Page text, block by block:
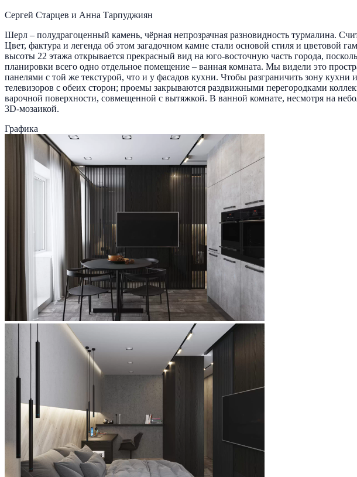
Сергей Старцев и Анна Тарпуджиян
Шерл – полудрагоценный камень, чёрная непрозрачная разновидность турмалина.
Цвет, фактура и легенда об этом загадочном камне стали основой стиля и цветовой
высоты 22 этажа открывается прекрасный вид на юго-восточную часть города,
планировки всего одно отдельное помещение – ванная комната. Мы видели это
панелями с той же текстурой, что и у фасадов кухни. Чтобы разграничить зону
телевизоров с обеих сторон; проемы закрываются раздвижными перегородками
варочной поверхности, совмещенной с вытяжкой. В ванной комнате, несмотря на
3D-мозаикой.
Графика